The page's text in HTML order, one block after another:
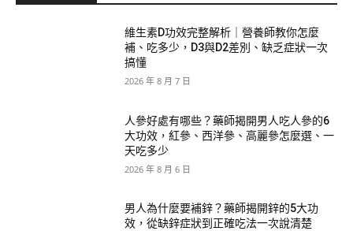
維生素D功效完整解析｜營養師教你怎麼
補、吃多少，D3與D2差別、缺乏症狀一次
搞懂
2026 年 8 月 7 日
人參好處有哪些？藥師揭開男人吃人參的6
大功效，紅參、西洋參、高麗參怎麼選、一
天吃多少
2026 年 8 月 6 日
男人為什麼要補鋅？藥師揭開鋅的5大功
效，從缺鋅症狀到正確吃法一次說清楚